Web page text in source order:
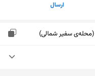
ارسال